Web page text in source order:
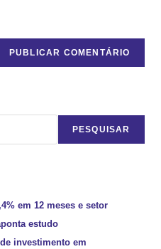
PESQUISAR
em 12 meses e setor
estudo
investimento em